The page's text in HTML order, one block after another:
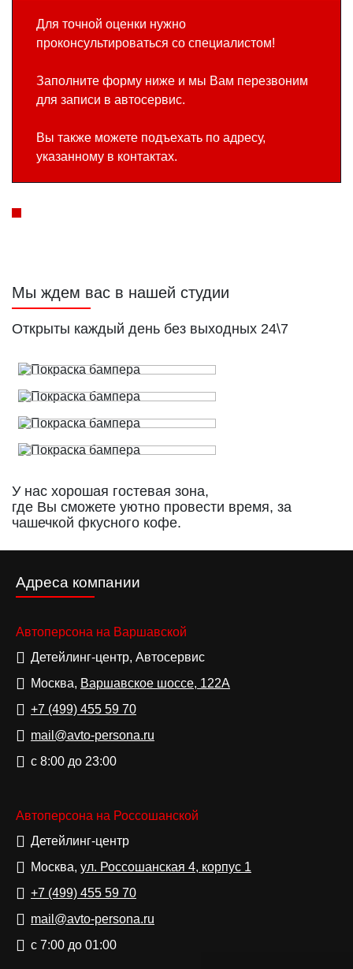
Для точной оценки нужно
проконсультироваться со специалистом!
Заполните форму ниже и мы Вам перезвоним
для записи в автосервис.
Вы также можете подъехать по адресу,
указанному в контактах.
Мы ждем вас в нашей студии
Открыты каждый день без выходных 24\7
У нас хорошая гостевая зона,
где Вы сможете уютно провести время, за
чашечкой фкусного кофе.
Адреса компании
Автоперсона на Варшавской
Детейлинг-центр, Автосервис
Москва, Варшавское шоссе, 122А
+7 (499) 455 59 70
mail@avto-persona.ru
с 8:00 до 23:00
Автоперсона на Россошанской
Детейлинг-центр
Москва, ул. Россошанская 4, корпус 1
+7 (499) 455 59 70
mail@avto-persona.ru
с 7:00 до 01:00